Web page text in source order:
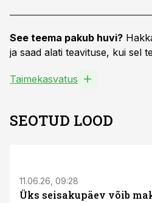
See teema pakub huvi?
ja saad alati teavituse, kui sel
Taimekasvatus
SEOTUD LOOD
11.06.26, 09:28
Üks seisakupäev võib